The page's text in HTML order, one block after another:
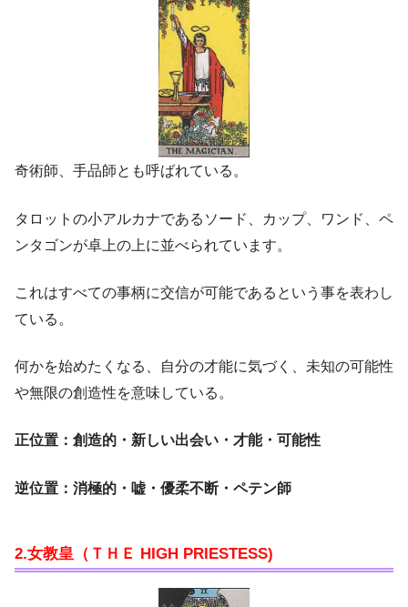
奇術師、手品師とも呼ばれている。
タロットの小アルカナであるソード、カップ、ワンド、ペ
ンタゴンが卓上の上に並べられています。
これはすべての事柄に交信が可能であるという事を表わし
ている。
何かを始めたくなる、自分の才能に気づく、未知の可能性
や無限の創造性を意味している。
正位置：創造的・新しい出会い・才能・可能性
逆位置：消極的・嘘・優柔不断・ペテン師
2.女教皇（ＴＨＥ HIGH PRIESTESS)